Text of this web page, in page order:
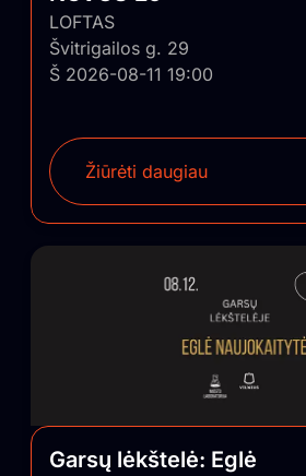
LOFTAS
Švitrigailos g. 29
Š 2026-08-11 19:00
Žiūrėti daugiau
Garsų lėkštelė: Eglė